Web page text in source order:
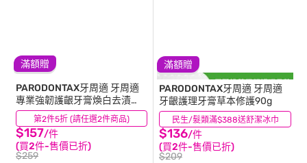
滿額贈
第2件5折 (請任選2件商品)
PARODONTAX牙周適 牙周適
專業強韌護齦牙膏煥白去漬
100克
$157/件
(買2件-售價已折)
$259
(3)
滿額贈
民生/髮類滿$388送舒潔冰巾
PARODONTAX牙周適 牙周適
牙齦護理牙膏草本修護90g
$136/件
(買2件-售價已折)
$209
(42)